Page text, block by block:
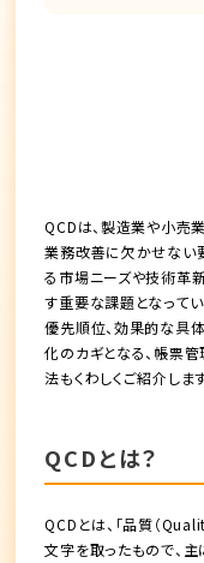
QCDは、製造業や小売
業務改善に欠かせない
る市場ニーズや技術革
す重要な課題となってい
優先順位、効果的な具
化のカギとなる、帳票
法もくわしくご紹介しま
QCDとは？
QCDとは、「品質（
文字を取ったもので、